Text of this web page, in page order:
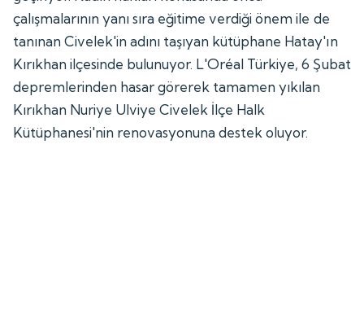
çalışmalarının yanı sıra eğitime verdiği önem ile de
tanınan Civelek'in adını taşıyan kütüphane Hatay'ın
Kırıkhan ilçesinde bulunuyor. L'Oréal Türkiye, 6 Şubat
depremlerinden hasar görerek tamamen yıkılan
Kırıkhan Nuriye Ulviye Civelek İlçe Halk
Kütüphanesi'nin renovasyonuna destek oluyor.